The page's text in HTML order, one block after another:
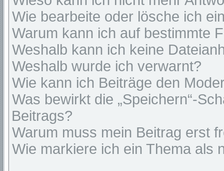
Wie bearbeite oder lösche ich
Warum kann ich auf bestimmte
Weshalb kann ich keine
Weshalb wurde ich verwarnt?
Wie kann ich Beiträge den
Was bewirkt die „Speichern“-
Beitrags?
Warum muss mein Beitrag erst
Wie markiere ich ein Thema als